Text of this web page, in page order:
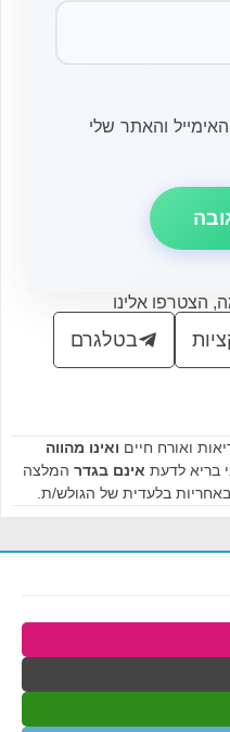
והאתר שלי
הצטרפו אלינו
בטלגרם
ואורח חיים ואינו מהווה
בריא לדעת אינם בגדר המלצה
בלעדית של הגולש/ת.